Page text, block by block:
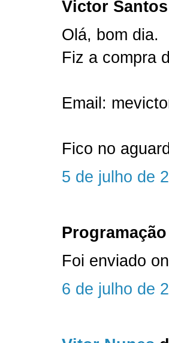
Victor
Olá, bom dia.
Fiz a compra
Email:
Fico no
5 de julho de
Foi enviado
6 de julho de